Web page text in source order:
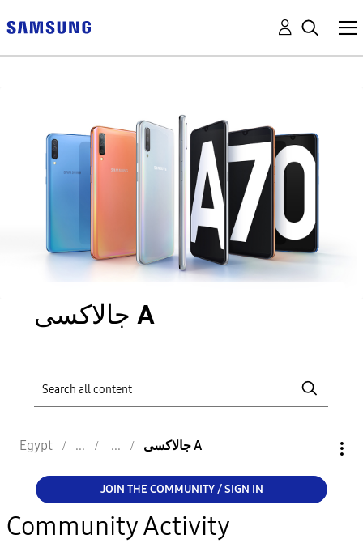
جالاكسى A
Egypt جالاكسى A
JOIN THE COMMUNITY / SIGN IN
Community Activity